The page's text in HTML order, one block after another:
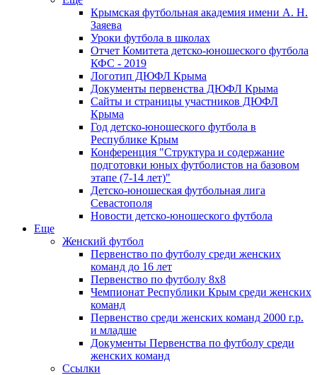
Крымская футбольная академия имени А. Н.
Заяева
Уроки футбола в школах
Отчет Комитета детско-юношеского футбола
КФС - 2019
Логотип ДЮФЛ Крыма
Документы первенства ДЮФЛ Крыма
Сайты и страницы участников ДЮФЛ
Крыма
Год детско-юношеского футбола в
Республике Крым
Конференция "Структура и содержание
подготовки юных футболистов на базовом
этапе (7-14 лет)"
Детско-юношеская футбольная лига
Севастополя
Новости детско-юношеского футбола
Еще
Женский футбол
Первенство по футболу среди женских
команд до 16 лет
Первенство по футболу 8х8
Чемпионат Республики Крым среди женских
команд
Первенство среди женских команд 2000 г.р.
и младше
Документы Первенства по футболу среди
женских команд
Ссылки